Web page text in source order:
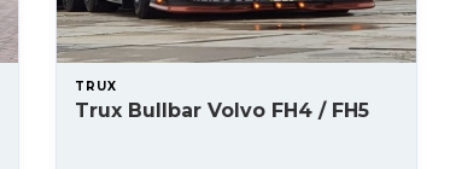
TRUX
Trux Bullbar Volvo FH4 / FH5